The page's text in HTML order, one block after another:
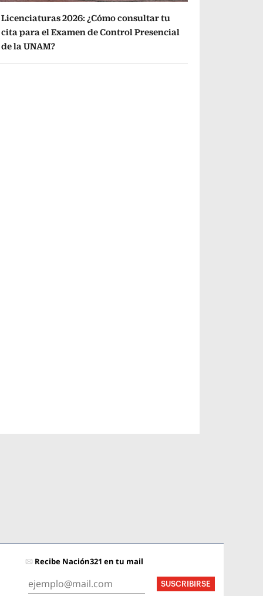
Licenciaturas 2026: ¿Cómo consultar tu
cita para el Examen de Control Presencial
de la UNAM?
Recibe Nación321 en tu mail
SUSCRIBIRSE